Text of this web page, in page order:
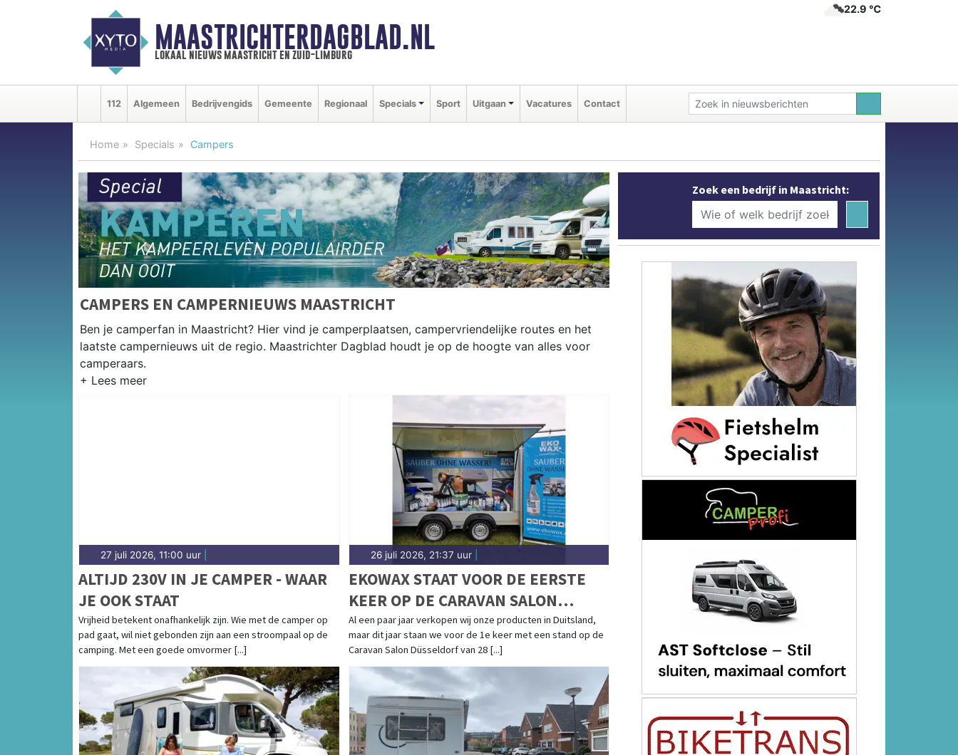
MAASTRICHTERDAGBLAD.NL
lokaal nieuws maastricht en zuid-limburg
22.9 ℃
112 Algemeen Bedrijvengids Gemeente Regionaal Specials Sport Uitgaan Vacatures Contact
Home Specials Campers
CAMPERS EN CAMPERNIEUWS MAASTRICHT
Ben je camperfan in Maastricht? Hier vind je camperplaatsen, campervriendelijke routes en het
laatste campernieuws uit de regio. Maastrichter Dagblad houdt je op de hoogte van alles voor
camperaars.
27 juli 2026, 11:00 uur
ALTIJD 230V IN JE CAMPER - WAAR
JE OOK STAAT
Vrijheid betekent onafhankelijk zijn. Wie met de camper op
pad gaat, wil niet gebonden zijn aan een stroompaal op de
camping. Met een goede omvormer [...]
26 juli 2026, 21:37 uur|
EKOWAX STAAT VOOR DE EERSTE
KEER OP DE CARAVAN SALON
DÜSSELDORF VAN 28 AUGUSTUS
T/M 6 SEPTEMBER
Al een paar jaar verkopen wij onze producten in Duitsland,
maar dit jaar staan we voor de 1e keer met een stand op de
Caravan Salon Düsseldorf van 28 [...]
Zoek een bedrijf in Maastricht: